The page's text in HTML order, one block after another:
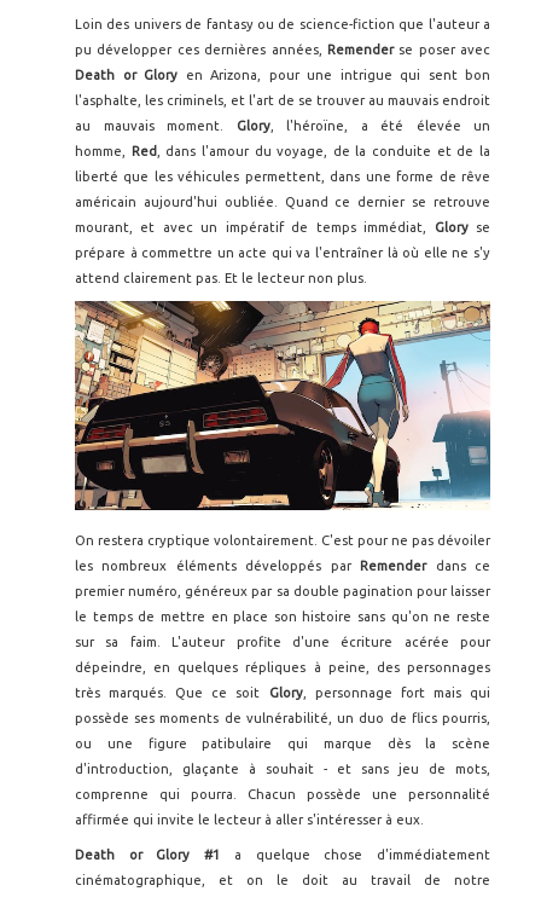
Loin des univers de fantasy ou de science-fiction que l'auteur a
pu développer ces dernières années, Remender se poser avec
Death or Glory
en Arizona, pour une intrigue qui sent bon
l'asphalte, les criminels, et l'art de se trouver au mauvais endroit
au mauvais moment.
Glory, l'héroïne, a été élevée un
homme,
Red
dans l'amour du voyage, de la conduite et de la
liberté que les véhicules permettent, dans une forme de rêve
américain aujourd'hui oubliée. Quand ce dernier se retrouve
mourant, et avec un impératif de temps immédiat,
Glory se
prépare à commettre un acte qui va l'entraîner là où elle ne s'y
attend clairement pas. Et le lecteur non plus.
On restera cryptique volontairement. C'est pour ne pas dévoiler
les nombreux éléments développés par Remender
dans ce
premier numéro, généreux par sa double pagination pour laisser
le temps de mettre en place son histoire sans qu'on ne reste
sur sa faim. L'auteur profite d'une écriture acérée pour
dépeindre, en quelques répliques à peine, des personnages
très marqués. Que ce soit
Glory, personnage fort mais qui
possède ses moments de vulnérabilité, un duo de flics pourris,
ou une figure patibulaire qui marque dès la scène
d'introduction, glaçante à souhait - et sans jeu de mots,
comprenne qui pourra. Chacun possède une personnalité
affirmée qui invite le lecteur à aller s'intéresser à eux.
Death or Glory #1 a quelque chose d'immédiatement
cinématographique, et on le doit au travail de notre